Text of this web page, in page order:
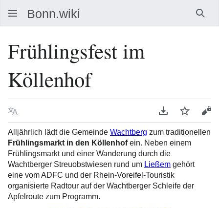
Frühlingsfest im
Köllenhof
Sprache PDF
Alljährlich lädt die Gemeinde Wachtberg zum traditionellen
Frühlingsmarkt in den Köllenhofein. Neben einem
Frühlingsmarkt und einer Wanderung durch die
Wachtberger Streuobstwiesen rund um Ließem gehört
eine vom ADFC und der Rhein-Voreifel-Touristik
organisierte Radtour auf der Wachtberger Schleife der
Apfelroute zum Programm.